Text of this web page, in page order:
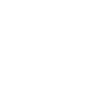
Atmosphäre, die das